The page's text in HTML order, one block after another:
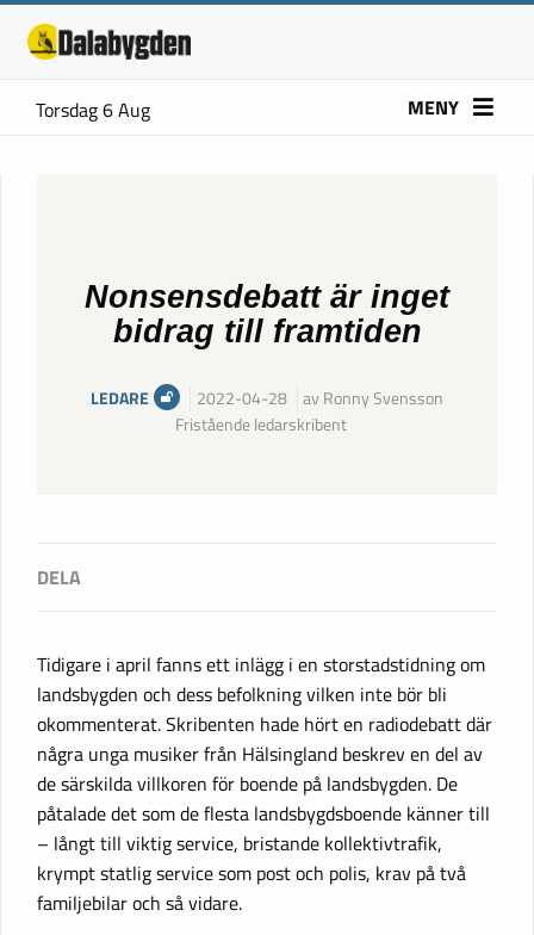
Torsdag 6 Aug MENY
Nonsensdebatt är inget
bidrag till framtiden
LEDARE 2022-04-28
av Ronny Svensson
Fristående ledarskribent
Tidigare i april fanns ett inlägg i en storstadstidning om
landsbygden och dess befolkning vilken inte bör bli
okommenterat. Skribenten hade hört en radiodebatt där
några unga musiker från Hälsingland beskrev en del av
de särskilda villkoren för boende på landsbygden. De
påtalade det som de flesta landsbygdsboende känner till
– långt till viktig service, bristande kollektivtrafik,
krympt statlig service som post och polis, krav på två
familjebilar och så vidare.